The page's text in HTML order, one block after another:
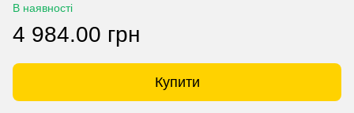
В наявності
4 984.00 грн
Купити